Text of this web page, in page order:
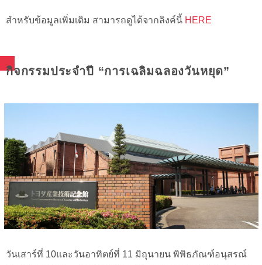
สำหรับข้อมูลเพิ่มเติม สามารถดูได้จากลิงค์นี้ HERE
กิจกรรมประจำปี “การเฉลิมฉลองวันหยุด”
วันเสาร์ที่ 10และวันอาทิตย์ที่ 11 มิถุนายน พิพิธภัณฑ์อนุสรณ์